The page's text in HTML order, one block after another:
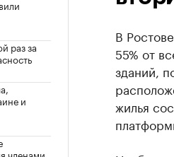
раз за
и
членами
В
55% от
зданий,
жилья